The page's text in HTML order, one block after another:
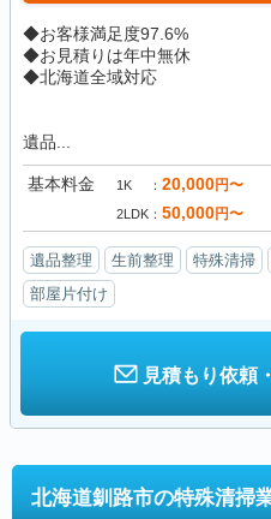
◆お客様満足度97.6%
◆お見積りは年中無休
◆北海道全域対応
遺品...
基本料金 1K 20,000円〜
2LDK 50,000円〜
遺品整理 生前整理 特殊清掃
部屋片付け
見積もり依頼
北海道釧路市の特殊清掃